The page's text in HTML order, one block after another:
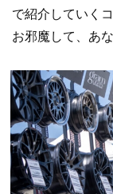
で紹介していく
お邪魔して、あ